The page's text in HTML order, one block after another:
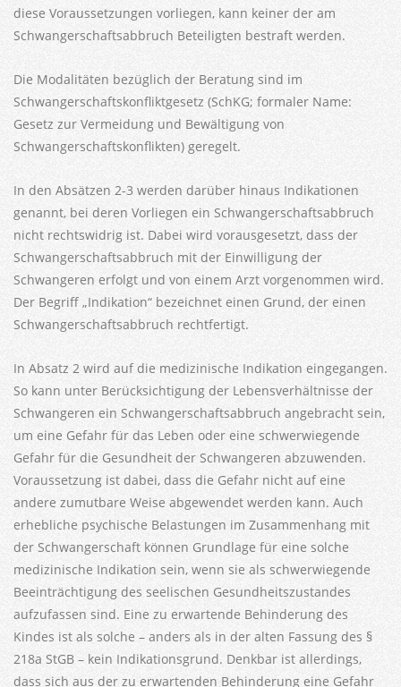
diese Voraussetzungen vorliegen, kann keiner der am
Schwangerschaftsabbruch Beteiligten bestraft werden.
Die Modalitäten bezüglich der Beratung sind im
Schwangerschaftskonfliktgesetz (SchKG; formaler Name:
Gesetz zur Vermeidung und Bewältigung von
Schwangerschaftskonflikten) geregelt.
In den Absätzen 2-3 werden darüber hinaus Indikationen
genannt, bei deren Vorliegen ein Schwangerschaftsabbruch
nicht rechtswidrig ist. Dabei wird vorausgesetzt, dass der
Schwangerschaftsabbruch mit der Einwilligung der
Schwangeren erfolgt und von einem Arzt vorgenommen wird.
Der Begriff „Indikation“ bezeichnet einen Grund, der einen
Schwangerschaftsabbruch rechtfertigt.
In Absatz 2 wird auf die medizinische Indikation eingegangen.
So kann unter Berücksichtigung der Lebensverhältnisse der
Schwangeren ein Schwangerschaftsabbruch angebracht sein,
um eine Gefahr für das Leben oder eine schwerwiegende
Gefahr für die Gesundheit der Schwangeren abzuwenden.
Voraussetzung ist dabei, dass die Gefahr nicht auf eine
andere zumutbare Weise abgewendet werden kann. Auch
erhebliche psychische Belastungen im Zusammenhang mit
der Schwangerschaft können Grundlage für eine solche
medizinische Indikation sein, wenn sie als schwerwiegende
Beeinträchtigung des seelischen Gesundheitszustandes
aufzufassen sind. Eine zu erwartende Behinderung des
Kindes ist als solche – anders als in der alten Fassung des §
218a StGB – kein Indikationsgrund. Denkbar ist allerdings,
dass sich aus der zu erwartenden Behinderung eine Gefahr